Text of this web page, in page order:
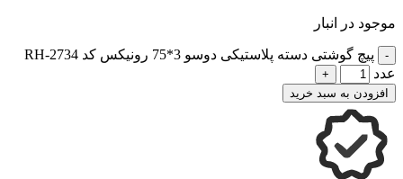
موجود در انبار
پیچ گوشتی دسته پلاستیکی دوسو 3*75 رونیکس کد RH-2734
عدد
افزودن به سبد خرید